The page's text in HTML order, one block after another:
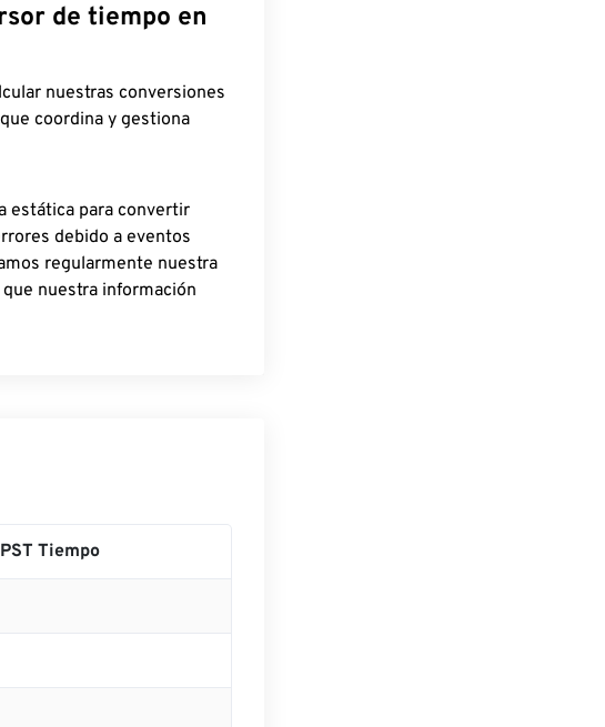
de tiempo en
nuestras conversiones
coordina y gestiona
estática para convertir
debido a eventos
regularmente nuestra
nuestra información
PST Tiempo